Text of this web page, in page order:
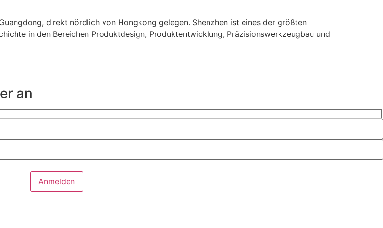
direkt nördlich von Hongkong gelegen. Shenzhen ist eines der größten
in den Bereichen Produktdesign, Produktentwicklung, Präzisionswerkzeugbau und
an